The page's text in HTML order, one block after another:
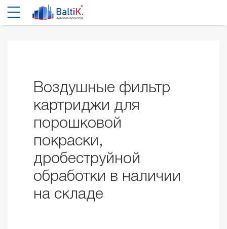
Воздушные фильтр
картриджи для
порошковой
покраски,
дробеструйной
обработки в наличии
на складе